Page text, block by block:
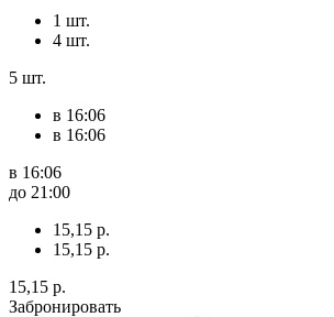
1 шт.
4 шт.
5 шт.
в 16:06
в 16:06
в 16:06
до 21:00
15,15 р.
15,15 р.
15,15 р.
Забронировать